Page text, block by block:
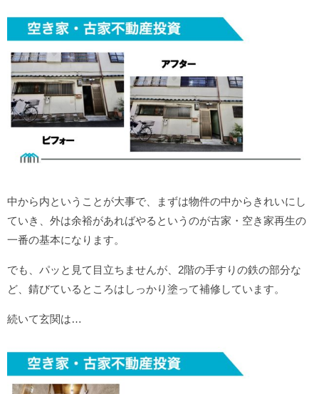
中から内ということが大事で、まずは物件の中からきれいにし
ていき、外は余裕があればやるというのが古家・空き家再生の
一番の基本になります。
でも、パッと見て目立ちませんが、2階の手すりの鉄の部分な
ど、錆びているところはしっかり塗って補修しています。
続いて玄関は…